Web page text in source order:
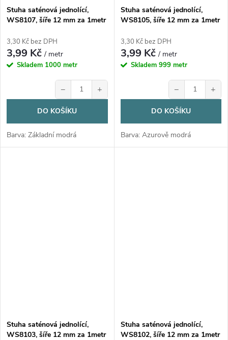
Stuha saténová jednolící,
WS8107, šíře 12 mm za 1metr
3,30 Kč bez DPH
3,99 Kč/ metr
Skladem 1000 metr
− +
DO KOŠÍKU
Barva: Základní modrá
Stuha saténová jednolící,
WS8105, šíře 12 mm za 1metr
3,30 Kč bez DPH
3,99 Kč/ metr
Skladem 999 metr
− +
DO KOŠÍKU
Barva: Azurově modrá
Stuha saténová jednolící,
WS8103, šíře 12 mm za 1metr
Stuha saténová jednolící,
WS8102, šíře 12 mm za 1metr